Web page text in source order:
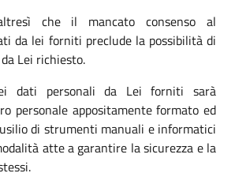
che il mancato consenso al
da lei forniti preclude la possibilità di
Lei richiesto.
dati personali da Lei forniti sarà
personale appositamente formato ed
di strumenti manuali e informatici
atte a garantire la sicurezza e la